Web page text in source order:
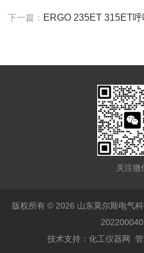
下一篇： ERGO 235ET 315ET
关注微
版权所有 © 2026 山东莫尔斯电气
技术支持： 化工仪器网